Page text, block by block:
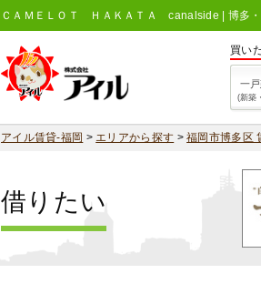
ＣＡＭＥＬＯＴ ＨＡＫＡＴＡ canalside | 博多・
買い
一
(新築
アイル賃貸-福岡 >エリアから探す >福岡市博多区
借りたい